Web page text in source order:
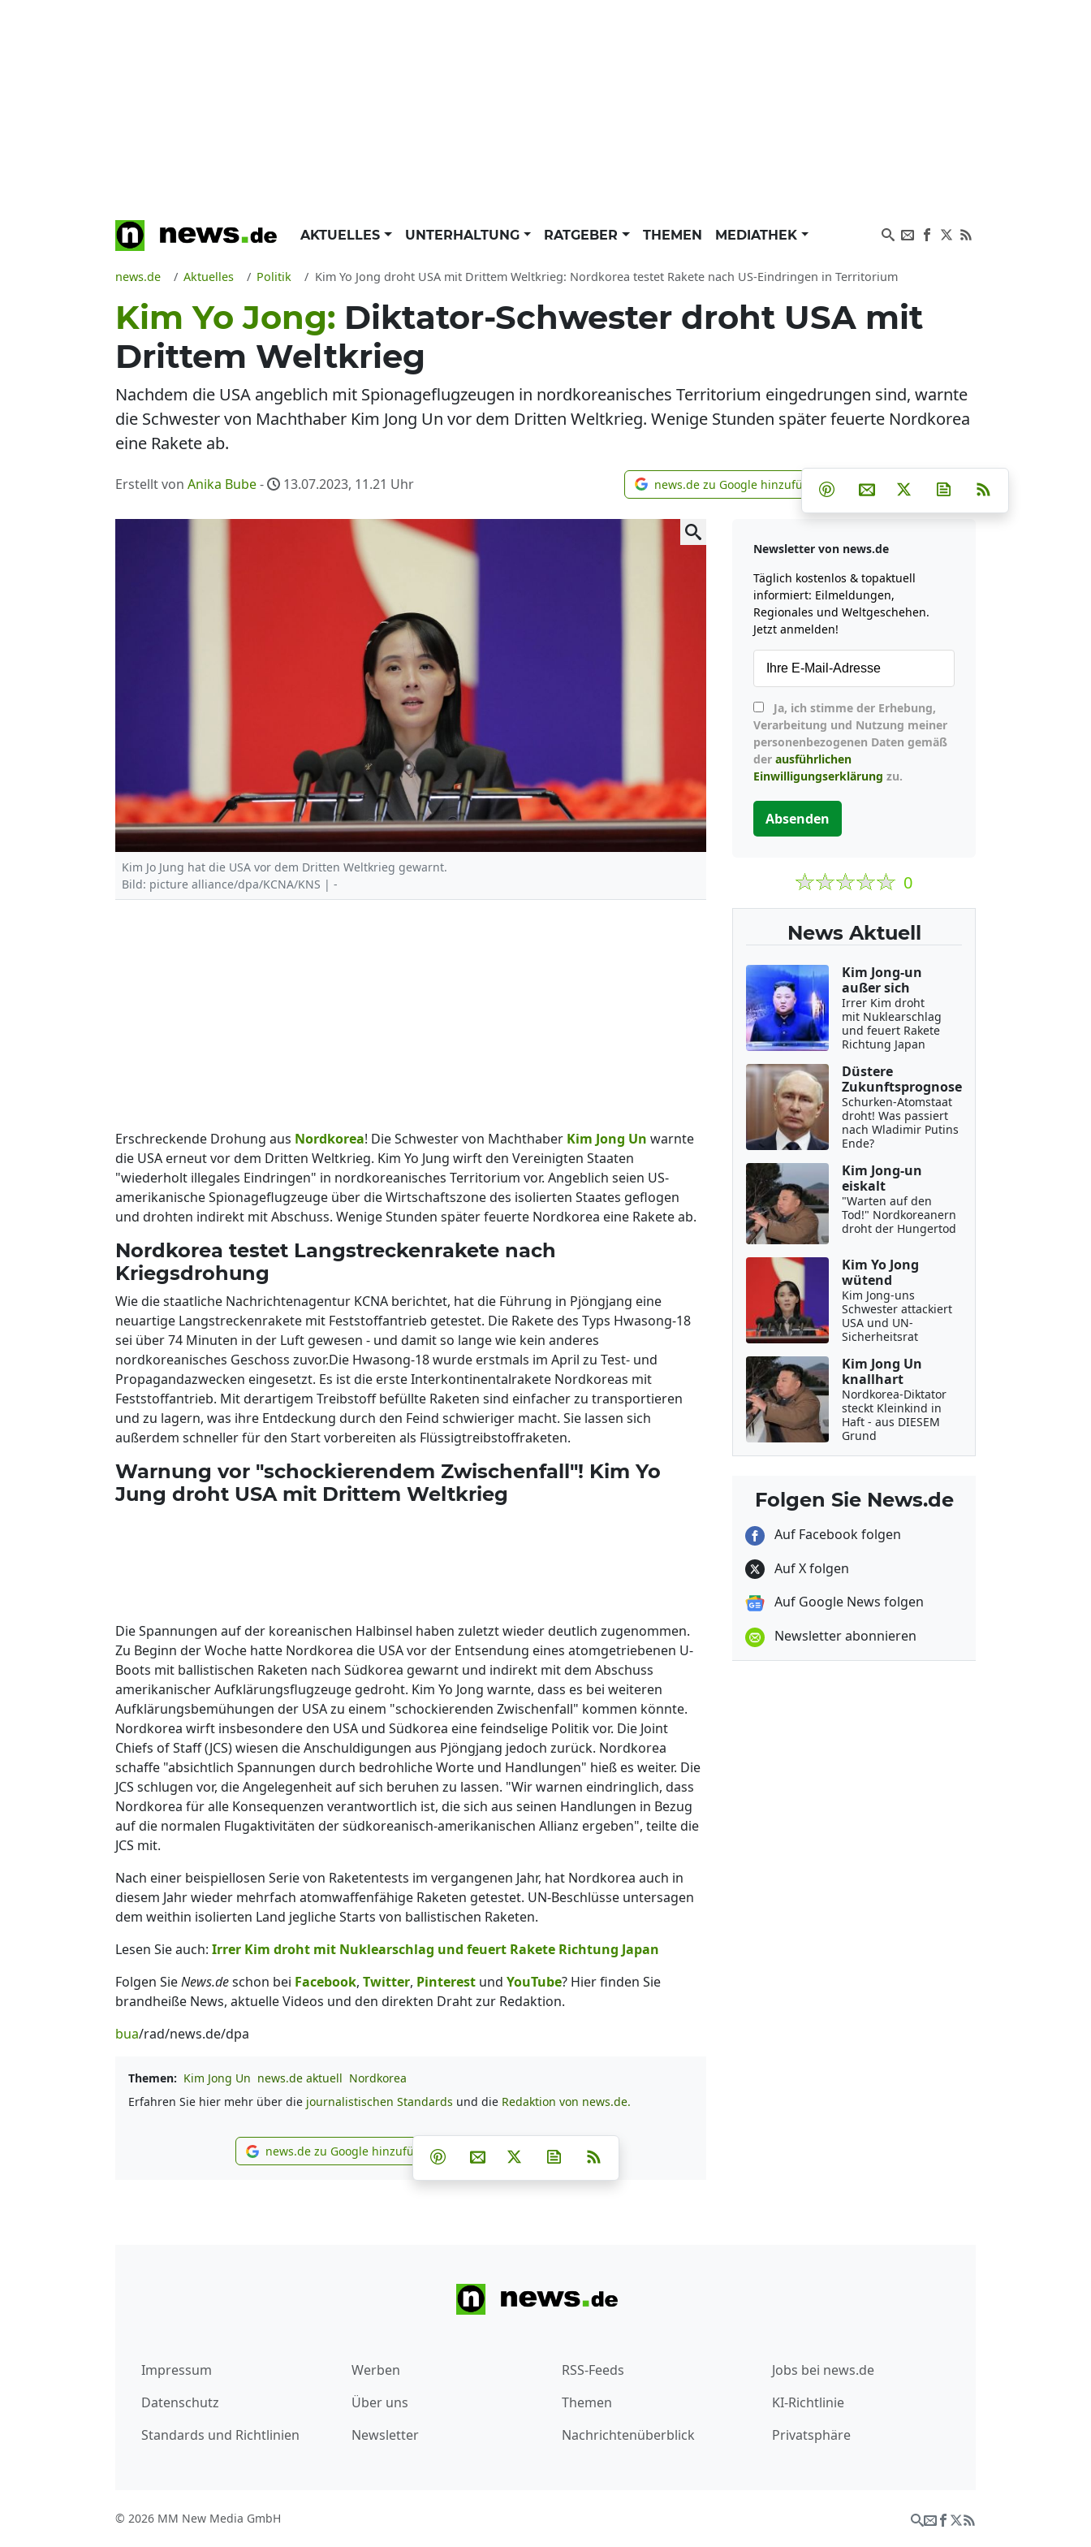
AKTUELLES UNTERHALTUNG RATGEBER THEMEN MEDIATHEK
news.de Aktuelles Politik Kim Yo Jong droht USA mit Drittem Weltkrieg: Nordkorea testet Rakete nach US-Eindringen in Territorium
Kim Yo Jong: Diktator-Schwester droht USA mit
Drittem Weltkrieg
Nachdem die USA angeblich mit Spionageflugzeugen in nordkoreanisches Territorium eingedrungen sind, warnte
die Schwester von Machthaber Kim Jong Un vor dem Dritten Weltkrieg. Wenige Stunden später feuerte Nordkorea
eine Rakete ab.
Erstellt von Anika Bube- 13.07.2023, 11.21 Uhr news.de zu Google hinzufügen
news.de zu Google hinzufügen Teilen auf Facebook
Teilen auf Whatsapp
Teilen auf Telegram
Teilen auf Pinterest
Per E-Mail teilen
Post auf XNewsletter
Kim Jo Jung hat die USA vor dem Dritten Weltkrieg gewarnt.
Bild: picture alliance/dpa/KCNA/KNS | -
Erschreckende Drohung aus Nordkorea! Die Schwester von Machthaber Kim Jong Un warnte
die USA erneut vor dem Dritten Weltkrieg. Kim Yo Jung wirft den Vereinigten Staaten
"wiederholt illegales Eindringen" in nordkoreanisches Territorium vor. Angeblich seien US-
amerikanische Spionageflugzeuge über die Wirtschaftszone des isolierten Staates geflogen
und drohten indirekt mit Abschuss. Wenige Stunden später feuerte Nordkorea eine Rakete ab.
Nordkorea testet Langstreckenrakete nach
Kriegsdrohung
Wie die staatliche Nachrichtenagentur KCNA berichtet, hat die Führung in Pjöngjang eine
neuartige Langstreckenrakete mit Feststoffantrieb getestet. Die Rakete des Typs Hwasong-18
sei über 74 Minuten in der Luft gewesen - und damit so lange wie kein anderes
nordkoreanisches Geschoss zuvor.Die Hwasong-18 wurde erstmals im April zu Test- und
Propagandazwecken eingesetzt. Es ist die erste Interkontinentalrakete Nordkoreas mit
Feststoffantrieb. Mit derartigem Treibstoff befüllte Raketen sind einfacher zu transportieren
und zu lagern, was ihre Entdeckung durch den Feind schwieriger macht. Sie lassen sich
außerdem schneller für den Start vorbereiten als Flüssigtreibstoffraketen.
Warnung vor "schockierendem Zwischenfall"! Kim Yo
Jung droht USA mit Drittem Weltkrieg
Die Spannungen auf der koreanischen Halbinsel haben zuletzt wieder deutlich zugenommen.
Zu Beginn der Woche hatte Nordkorea die USA vor der Entsendung eines atomgetriebenen U-
Boots mit ballistischen Raketen nach Südkorea gewarnt und indirekt mit dem Abschuss
amerikanischer Aufklärungsflugzeuge gedroht. Kim Yo Jong warnte, dass es bei weiteren
Aufklärungsbemühungen der USA zu einem "schockierenden Zwischenfall" kommen könnte.
Nordkorea wirft insbesondere den USA und Südkorea eine feindselige Politik vor. Die Joint
Chiefs of Staff (JCS) wiesen die Anschuldigungen aus Pjöngjang jedoch zurück. Nordkorea
schaffe "absichtlich Spannungen durch bedrohliche Worte und Handlungen" hieß es weiter. Die
JCS schlugen vor, die Angelegenheit auf sich beruhen zu lassen. "Wir warnen eindringlich, dass
Nordkorea für alle Konsequenzen verantwortlich ist, die sich aus seinen Handlungen in Bezug
auf die normalen Flugaktivitäten der südkoreanisch-amerikanischen Allianz ergeben", teilte die
JCS mit.
Nach einer beispiellosen Serie von Raketentests im vergangenen Jahr, hat Nordkorea auch in
diesem Jahr wieder mehrfach atomwaffenfähige Raketen getestet. UN-Beschlüsse untersagen
dem weithin isolierten Land jegliche Starts von ballistischen Raketen.
Lesen Sie auch: Irrer Kim droht mit Nuklearschlag und feuert Rakete Richtung Japan
Folgen SieNews.deschon bei Facebook, Twitter, Pinterest und YouTube? Hier finden Sie
brandheiße News, aktuelle Videos und den direkten Draht zur Redaktion.
bua/rad/news.de/dpa
Themen: Kim Jong Un news.de aktuell Nordkorea
Erfahren Sie hier mehr über die journalistischen Standards und die Redaktion von news.de.
news.de zu Google hinzufügen
news.de zu Google hinzufügen Teilen auf Facebook
Teilen auf Whatsapp
Teilen auf Telegram
Teilen auf Pinterest
Per E-Mail teilen
Post auf XNewsletter abonnieren
Newsletter von news.de
Täglich kostenlos & topaktuell
informiert: Eilmeldungen,
Regionales und Weltgeschehen.
Jetzt anmelden!
Verarbeitung und Nutzung meiner
personenbezogenen Daten gemäß
der ausführlichen
Einwilligungserklärung zu.
Absenden
0
News Aktuell
Kim Jong-un
außer sich
Irrer Kim droht
mit Nuklearschlag
und feuert Rakete
Richtung Japan
Düstere
Zukunftsprognose
Schurken-Atomstaat
droht! Was passiert
nach Wladimir Putins
Ende?
Kim Jong-un
eiskalt
"Warten auf den
Tod!" Nordkoreanern
droht der Hungertod
Kim Yo Jong
wütend
Kim Jong-uns
Schwester attackiert
USA und UN-
Sicherheitsrat
Kim Jong Un
knallhart
Nordkorea-Diktator
steckt Kleinkind in
Haft - aus DIESEM
Grund
Folgen Sie News.de
Auf Facebook folgen
Auf X folgen
Auf Google News folgen
Newsletter abonnieren
Impressum
Datenschutz
Standards und Richtlinien
Werben
Über uns
Newsletter
RSS-Feeds
Themen
Nachrichtenüberblick
Jobs bei news.de
KI-Richtlinie
Privatsphäre
© 2026 MM New Media GmbH